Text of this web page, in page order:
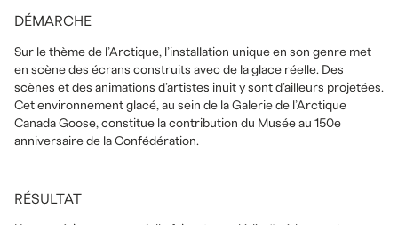
DÉMARCHE
Sur le thème de l’Arctique, l’installation unique en son genre met
en scène des écrans construits avec de la glace réelle. Des
scènes et des animations d’artistes inuit y sont d’ailleurs projetées.
Cet environnement glacé, au sein de la Galerie de l’Arctique
Canada Goose, constitue la contribution du Musée au 150e
anniversaire de la Confédération.
RÉSULTAT